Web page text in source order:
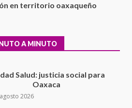
en territorio oaxaqueño
A MINUTO
2026
el Gobernador Salomón Jara
reafirma la consolidación
de la transformación en